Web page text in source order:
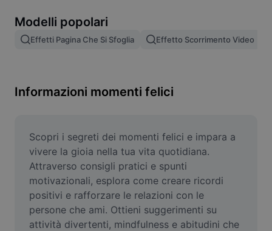
Unione di immagini
Ridimensiona l'immagine
Generatore di meme
AI Text Remover
AI People Remover
AI Inpainting
Modelli popolari
Effetti Pagina Che Si Sfoglia Effetto Scorrimento Video
Informazioni momenti felici
Scopri i segreti dei momenti felici e impara a
vivere la gioia nella tua vita quotidiana.
Attraverso consigli pratici e spunti
motivazionali, esplora come creare ricordi
positivi e rafforzare le relazioni con le
persone che ami. Ottieni suggerimenti su
attività divertenti, mindfulness e abitudini che